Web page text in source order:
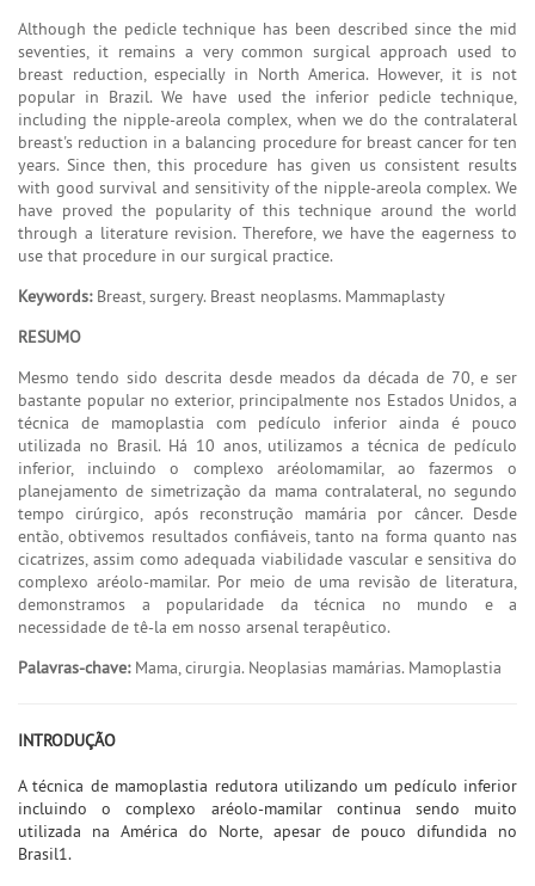
Although the pedicle technique has been described since the mid
seventies, it remains a very common surgical approach used to
breast reduction, especially in North America. However, it is not
popular in Brazil. We have used the inferior pedicle technique,
including the nipple-areola complex, when we do the contralateral
breast's reduction in a balancing procedure for breast cancer for ten
years. Since then, this procedure has given us consistent results
with good survival and sensitivity of the nipple-areola complex. We
have proved the popularity of this technique around the world
through a literature revision. Therefore, we have the eagerness to
use that procedure in our surgical practice.
Keywords:Breast, surgery. Breast neoplasms. Mammaplasty
RESUMO
Mesmo tendo sido descrita desde meados da década de 70, e ser
bastante popular no exterior, principalmente nos Estados Unidos, a
técnica de mamoplastia com pedículo inferior ainda é pouco
utilizada no Brasil. Há 10 anos, utilizamos a técnica de pedículo
inferior, incluindo o complexo aréolomamilar, ao fazermos o
planejamento de simetrização da mama contralateral, no segundo
tempo cirúrgico, após reconstrução mamária por câncer. Desde
então, obtivemos resultados confiáveis, tanto na forma quanto nas
cicatrizes, assim como adequada viabilidade vascular e sensitiva do
complexo aréolo-mamilar. Por meio de uma revisão de literatura,
demonstramos a popularidade da técnica no mundo e a
necessidade de tê-la em nosso arsenal terapêutico.
Palavras-chave:Mama, cirurgia. Neoplasias mamárias. Mamoplastia
INTRODUÇÃO
A técnica de mamoplastia redutora utilizando um pedículo inferior
incluindo o complexo aréolo-mamilar continua sendo muito
utilizada na América do Norte, apesar de pouco difundida no
Brasil1.